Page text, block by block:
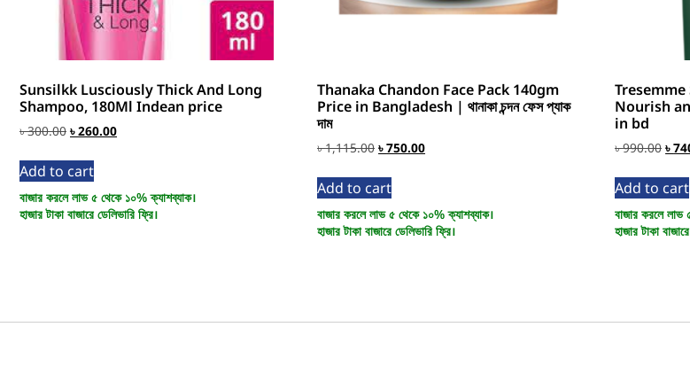
Sunsilkk Lusciously Thick And Long
Shampoo, 180Ml Indean price
৳300.00 ৳260.00
Add to cart
বাজার করলে লাভ ৫ থেকে ১০% ক্যাশব্যাক।
হাজার টাকা বাজারে ডেলিভারি ফ্রি।
Thanaka Chandon Face Pack 140gm
Price in Bangladesh | থানাকা চন্দন ফেস প্যাক
দাম
৳1,115.00 ৳750.00
Add to cart
বাজার করলে লাভ ৫ থেকে ১০% ক্যাশব্যাক।
হাজার টাকা বাজারে ডেলিভারি ফ্রি।
Nourish
in bd
৳990.00 ৳
Add to cart
বাজার করলে লাভ
হাজার টাকা